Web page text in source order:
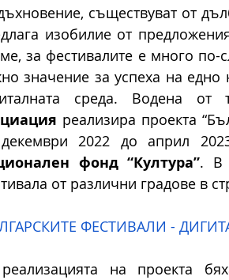
съществуват от
изобилие от
за фестивалите е много по-
значение за успеха на едно
среда. Водена от
реализира проекта
2022 до април
фонд “Култура”. В
от различни градове в
ФЕСТИВАЛИ -
на проекта